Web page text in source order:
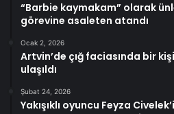
“Barbie kaymakam” olarak
görevine asaleten atandı
Ocak 2, 2026
Artvin’de çığ faciasında bir
ulaşıldı
Şubat 24, 2026
Yakışıklı oyuncu Feyza